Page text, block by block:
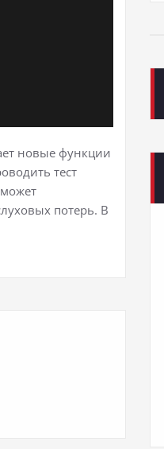
новые функции
тест
потерь. В